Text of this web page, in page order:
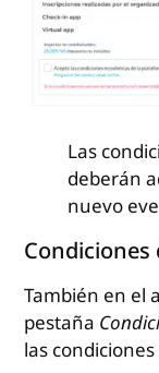
Las
deberán
nuevo
Condiciones
También en el
pestaña
las